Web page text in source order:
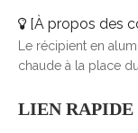
[À propos des
Le récipient en
chaude à la place
LIEN RAPIDE